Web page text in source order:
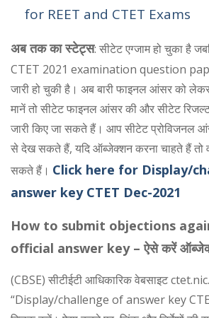
for REET and CTET Exams
अब तक का स्टेट्स: सीटेट एग्जाम हो चुका है
CTET 2021 examination question
जारी हो चुकी है। अब बारी फाइनल आंसर को लेकर
मानें तो सीटेट फाइनल आंसर की और सीटेट
जारी किए जा सकते हैं। आप सीटेट प्रोविजनल
से देख सकते हैं, यदि ऑब्जेक्शन करना चाहते ​​हैं तो
सकते हैं। Click here for Display/
answer key CTET Dec-2021
How to submit objections
official answer key – ऐसे करें
(CBSE) सीटीईटी आधिकारिक वेबसाइट
“Display/challenge of answer key